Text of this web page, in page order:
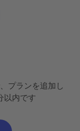
プランを追加し
以内です